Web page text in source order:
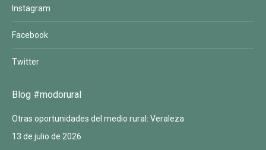
Instagram
Facebook
Twitter
Blog #modorural
Otras oportunidades del medio rural: Veraleza
13 de julio de 2026